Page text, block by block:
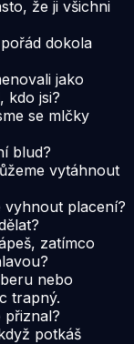
že ji všichni
dokola
jako
kdo jsi?
se mlčky
blud?
vytáhnout
vyhnout placení?
zatímco
nebo
trapný.
přiznal?
potkáš